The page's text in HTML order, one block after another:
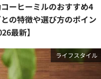
ーヒーミルのおすすめ4
の特徴や選び方のポイン
最新】
ライフスタイル